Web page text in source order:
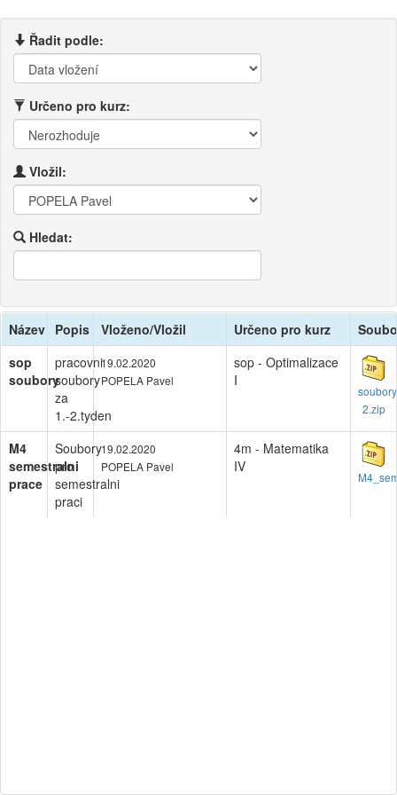
Řadit podle:
Určeno pro kurz:
Vložil:
Hledat:
Název Popis Vloženo/Vložil Určeno pro kurz
sop
soubory
pracovni
soubory
za
1.-2.tyden
19.02.2020
POPELA Pavel
sop - Optimalizace
I
2.zip
M4
semestralni
prace
Soubory
pro
semestralni
praci
19.02.2020
POPELA Pavel
4m - Matematika
IV